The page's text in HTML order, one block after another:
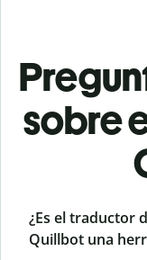
sobre
¿Es el traductor
Quillbot una